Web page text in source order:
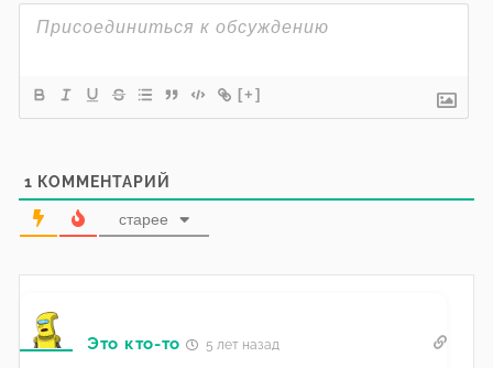
[+]
1 КОММЕНТАРИЙ
старее
Это кто-то 5 лет назад